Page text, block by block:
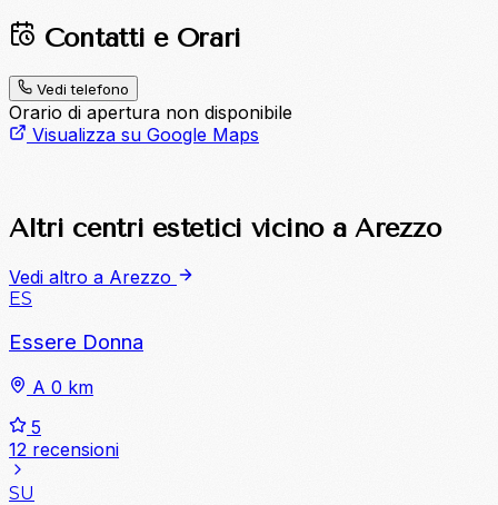
Contatti e Orari
Vedi telefono
Orario di apertura non disponibile
Visualizza su Google Maps
Altri centri estetici vicino a Arezzo
Vedi altro a Arezzo
ES
Essere Donna
A 0 km
5
12 recensioni
SU